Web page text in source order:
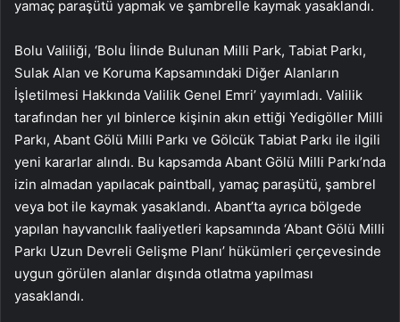
yamaç paraşütü yapmak ve şambrelle kaymak yasaklandı.
Bolu Valiliği, ‘Bolu İlinde Bulunan Milli Park, Tabiat Parkı,
Sulak Alan ve Koruma Kapsamındaki Diğer Alanların
İşletilmesi Hakkında Valilik Genel Emri’ yayımladı. Valilik
tarafından her yıl binlerce kişinin akın ettiği Yedigöller Milli
Parkı, Abant Gölü Milli Parkı ve Gölcük Tabiat Parkı ile ilgili
yeni kararlar alındı. Bu kapsamda Abant Gölü Milli Parkı’nda
izin almadan yapılacak paintball, yamaç paraşütü, şambrel
veya bot ile kaymak yasaklandı. Abant’ta ayrıca bölgede
yapılan hayvancılık faaliyetleri kapsamında ‘Abant Gölü Milli
Parkı Uzun Devreli Gelişme Planı’ hükümleri çerçevesinde
uygun görülen alanlar dışında otlatma yapılması
yasaklandı.